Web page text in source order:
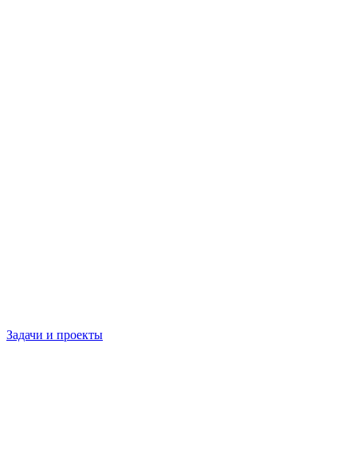
Задачи и проекты